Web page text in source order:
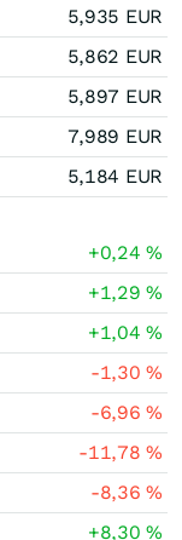
5,935 EUR
5,862 EUR
5,897 EUR
7,989 EUR
5,184 EUR
+0,24%
+1,29%
+1,04%
-1,30%
-6,96%
-11,78%
-8,36%
+8,30%